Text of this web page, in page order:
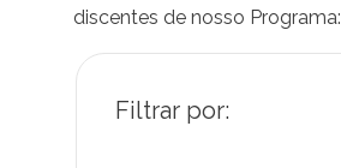
discentes de nosso Programa: